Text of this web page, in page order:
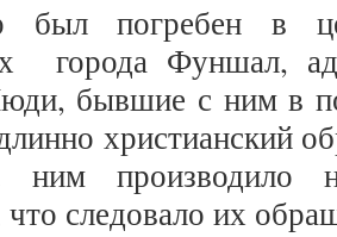
был погребен в
города Фуншал,
бывшие с ним в
христианский
производило
что следовало их